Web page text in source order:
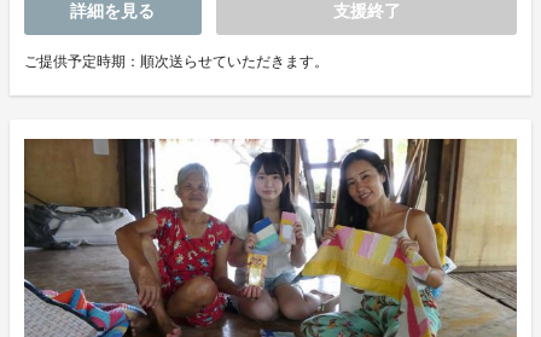
詳細を見る 支援終了
ご提供予定時期：順次送らせていただきます。